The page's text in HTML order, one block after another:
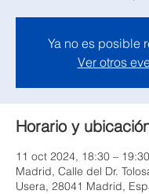
Ya no es posible
Ver otros
Horario y
11 oct 2024, 18:30 – 19:30
Madrid, Calle del Dr.
Usera, 28041 Madrid,